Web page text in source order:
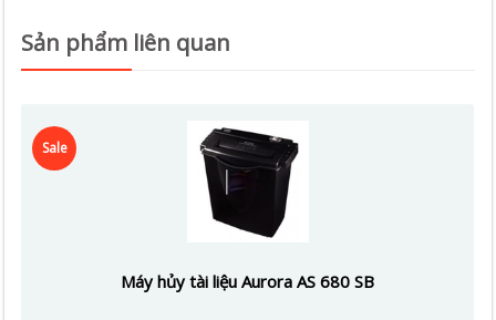
Sản phẩm liên quan
Sale
Máy hủy tài liệu Aurora AS 680 SB